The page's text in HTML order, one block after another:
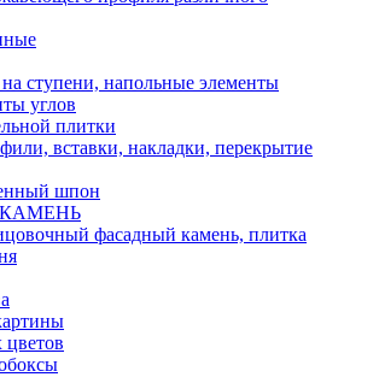
ступени, напольные элементы
углов
плитки
вставки, накладки, перекрытие
шпон
фасадный камень, плитка